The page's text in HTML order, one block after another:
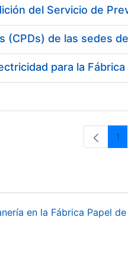
1
en la Fábrica Papel